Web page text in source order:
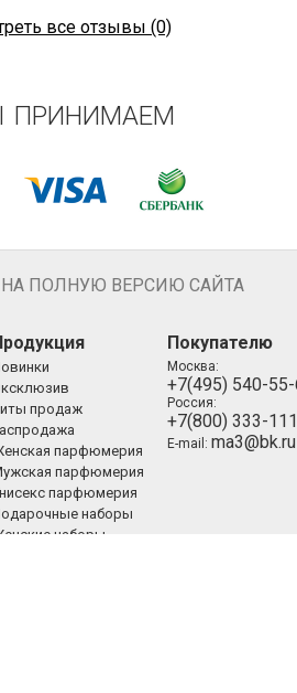
все отзывы (0)
ПРИНИМАЕМ
НА ПОЛНУЮ ВЕРСИЮ САЙТА
продаж
парфюмерия
парфюмерия
парфюмерия
наборы
наборы
Покупателю
Москва:
+7(495) 540-
Россия:
+7(800) 333-
E-mail: ma3@bk.ru